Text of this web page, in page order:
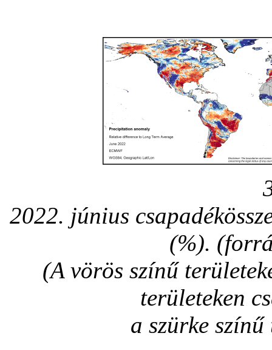
2022. június
(%).
(A vörös színű
területeken
a szürke